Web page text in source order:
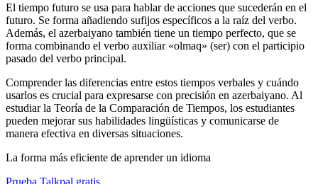
El tiempo futuro se usa para hablar de acciones que sucederán en el
futuro. Se forma añadiendo sufijos específicos a la raíz del verbo.
Además, el azerbaiyano también tiene un tiempo perfecto, que se
forma combinando el verbo auxiliar «olmaq» (ser) con el participio
pasado del verbo principal.
Comprender las diferencias entre estos tiempos verbales y cuándo
usarlos es crucial para expresarse con precisión en azerbaiyano. Al
estudiar la Teoría de la Comparación de Tiempos, los estudiantes
pueden mejorar sus habilidades lingüísticas y comunicarse de
manera efectiva en diversas situaciones.
La forma más eficiente de aprender un idioma
Prueba Talkpal gratis